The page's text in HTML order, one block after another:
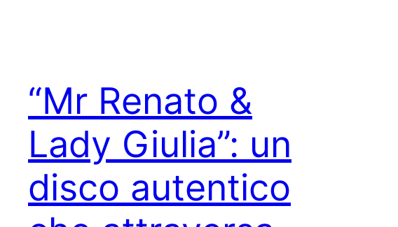
“Mr Renato &
Lady Giulia”: un
disco autentico